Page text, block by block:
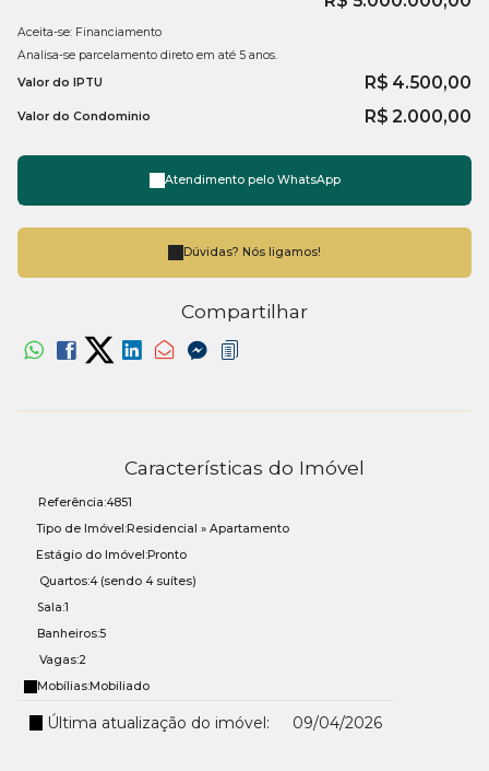
Espaço fitness;
Playground;
Para mais informações entre em contato com a
em Balneário Camboriú, WOW Imobiliária.
Aceita-se: Financiamento
Analisa-se parcelamento direto em até 5 anos.
Valor do IPTU
R$ 4.500,00
Valor do Condominio R$ 2.000,00
Atendimento pelo WhatsApp
Dúvidas? Nós ligamos!
Compartilhar
Características do Imóvel
Referência:4851
Tipo de Imóvel:Residencial » Apartamento
Estágio do Imóvel:Pronto
Quartos:4 (sendo 4 suítes)
Sala:1
Banheiros:5
Vagas:2
Mobílias:Mobiliado
Última atualização do imóvel: 09/04/2026